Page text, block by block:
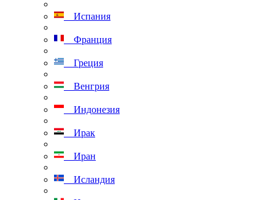
Испания
Франция
Греция
Венгрия
Индонезия
Ирак
Иран
Исландия